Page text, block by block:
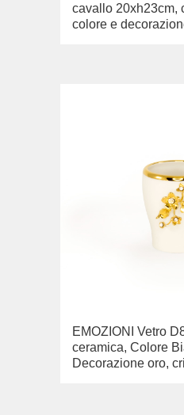
cavallo 20xh23cm,
colore e
EMOZIONI Vetro
ceramica, Colore
Decorazione oro,